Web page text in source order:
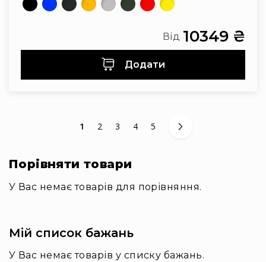
Додати
Від 10349 ₴
You're currently reading page
1 Сторінка
2 Сторінка
3 Сторінка
4 Сторінка
5
Порівняти товари
У Вас немає товарів для порівняння.
Мій список бажань
У Вас немає товарів у списку бажань.